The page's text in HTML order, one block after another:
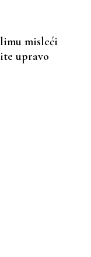
misleći
upravo